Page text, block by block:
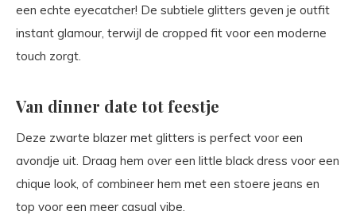
een echte eyecatcher! De subtiele glitters geven je outfit
instant glamour, terwijl de cropped fit voor een moderne
touch zorgt.
Van dinner date tot feestje
Deze zwarte blazer met glitters is perfect voor een
avondje uit. Draag hem over een little black dress voor een
chique look, of combineer hem met een stoere jeans en
top voor een meer casual vibe.